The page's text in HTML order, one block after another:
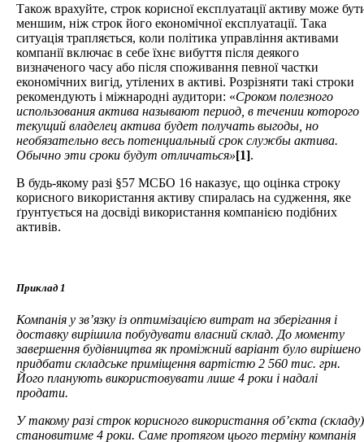
Також врахуйте, строк корисної експлуатації активу може
меншим, ніж строк його економічної експлуатації. Така
ситуація трапляється, коли політика управління активами
компанії включає в себе їхнє вибуття після деякого
визначеного часу або після споживання певної частки
економічних вигід, утілених в активі. Розрізняти такі строки
рекомендують і міжнародні аудитори: «Сроком полезного
использования актива называют период, в течении которого
текущий владелец актива будет получать выгоды, но
необязательно весь потенциальный срок службы актива.
Обычно эти сроки будут отличаться»[1].
В будь-якому разі §57 МСБО 16 наказує, що оцінка строку
корисного використання активу спиралась на судження, яке
ґрунтується на досвіді використання компанією подібних
активів.
Приклад 1
Компанія у зв’язку із оптимізацією витрат на зберігання і
доставку вирішила побудувати власний склад. До моменту
завершення будівництва як проміжний варіант було вирішено
придбати складське приміщення вартістю 2 560 тис. грн.
Його планують використовувати лише 4 роки і надалі
продати.
У такому разі строк корисного використання об’єкта (складу)
становитиме 4 роки. Саме протягом цього терміну компанія